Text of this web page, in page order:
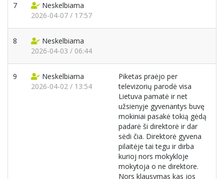
7
Neskelbiama
2026-04-07 / 17:57
8
Neskelbiama
2026-04-03 / 06:44
9
Neskelbiama
2026-04-02 / 13:54
Piketas praėjo per
televizorių parodė visa
Lietuva pamatė ir net
užsienyje gyvenantys buvę
mokiniai pasakė tokią gėdą
padarė ši direktorė ir dar
sėdi čia. Direktorė gyvena
pilaitėje tai tegu ir dirba
kurioj nors mokykloje
mokytoja o ne direktore.
Nors klausymas kas jos